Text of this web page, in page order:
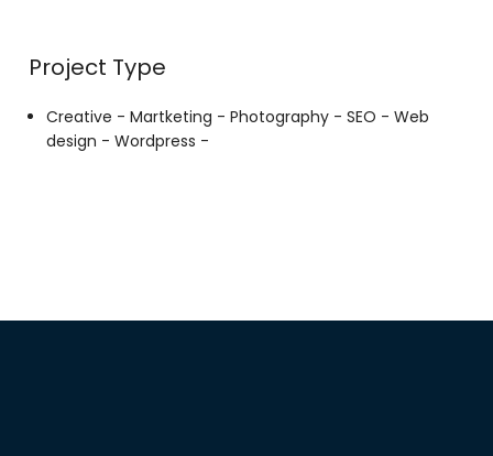
Project Type
Creative - Martketing - Photography - SEO - Web
design - Wordpress -